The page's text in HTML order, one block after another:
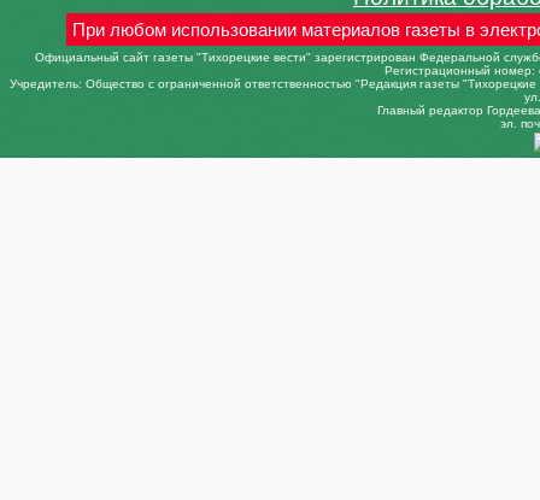
При любом использовании материалов газеты в
Официальный сайт газеты "Тихорецкие вести" зарегистрирован Федеральной
Регистрационный
Учредитель: Общество с ограниченной ответственностью "Редакция газеты
Главный редактор
эл.